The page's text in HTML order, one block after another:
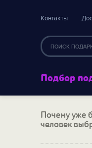
Контакты
Подбор
Почему уже
человек